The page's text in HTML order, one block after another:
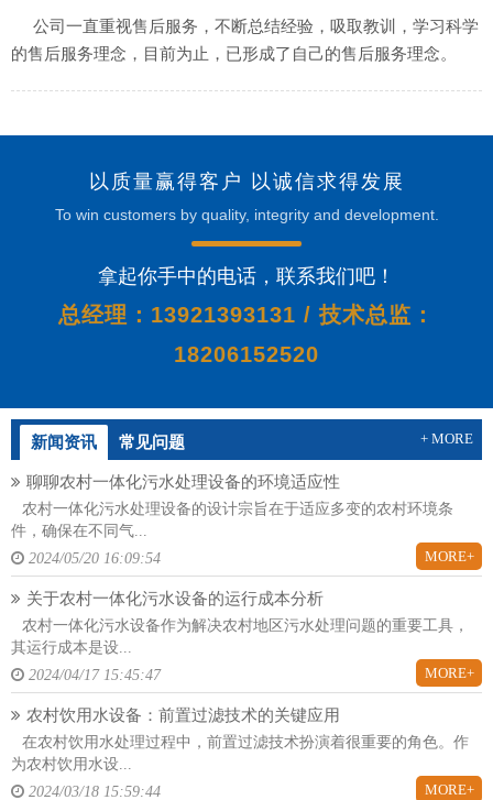
公司一直重视售后服务，不断总结经验，吸取教训，学习科学
的售后服务理念，目前为止，已形成了自己的售后服务理念。
以质量赢得客户 以诚信求得发展
To win customers by quality, integrity and development.
拿起你手中的电话，联系我们吧！
总经理：13921393131 / 技术总监：
18206152520
新闻资讯 常见问题 + MORE
聊聊农村一体化污水处理设备的环境适应性
农村一体化污水处理设备的设计宗旨在于适应多变的农村环境条
件，确保在不同气...
2024/05/20 16:09:54
MORE+
关于农村一体化污水设备的运行成本分析
农村一体化污水设备作为解决农村地区污水处理问题的重要工具，
其运行成本是设...
2024/04/17 15:45:47
MORE+
农村饮用水设备：前置过滤技术的关键应用
在农村饮用水处理过程中，前置过滤技术扮演着很重要的角色。作
为农村饮用水设...
2024/03/18 15:59:44
MORE+